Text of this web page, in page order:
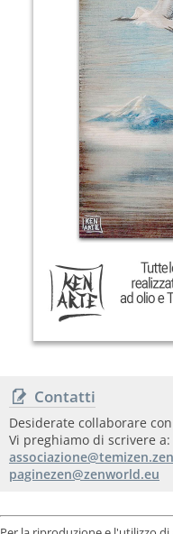
Contatti
Desiderate collaborare
Vi preghiamo di scrivere a: